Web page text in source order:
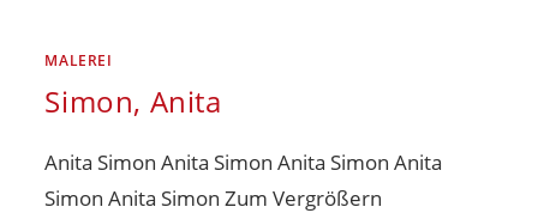
MALEREI
Simon, Anita
Anita Simon Anita Simon Anita Simon Anita
Simon Anita Simon Zum Vergrößern